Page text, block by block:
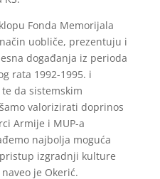
Fonda Memorijala
uobliče, prezentuju i
događanja iz perioda
rata 1992-1995. i
da sistemskim
valorizirati doprinos
Armije i MUP-a
najbolja moguća
izgradnji kulture
je Okerić.